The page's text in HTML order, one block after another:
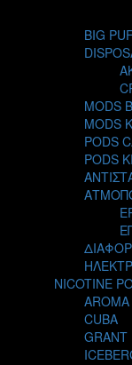
BIG
MODS
MODS
PODS
PODS
NICOTINE
CUBA
GRANT